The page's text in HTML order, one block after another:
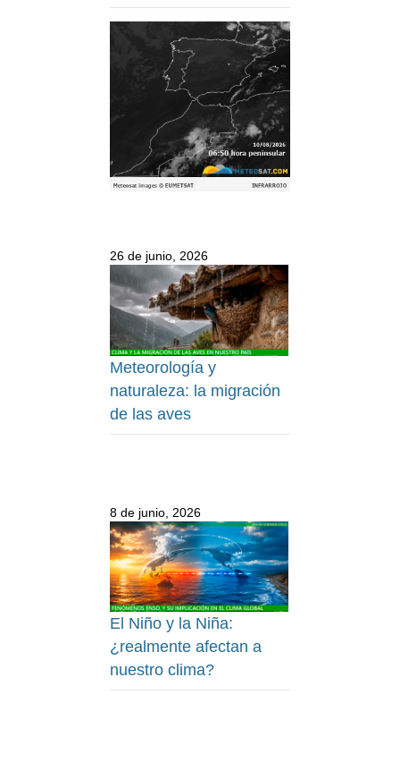
26 de junio, 2026
Meteorología y
naturaleza: la migración
de las aves
8 de junio, 2026
El Niño y la Niña:
¿realmente afectan a
nuestro clima?